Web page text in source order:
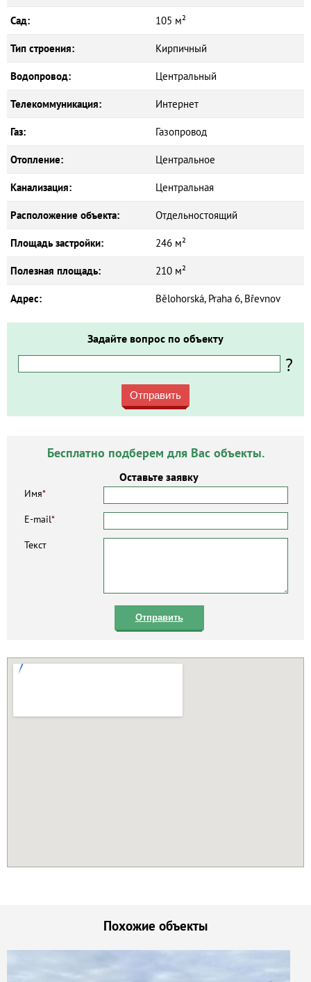
Сад: 105 м²
Тип строения: Кирпичный
Водопровод: Центральный
Телекоммуникация: Интернет
Газ: Газопровод
Отопление: Центральное
Канализация: Центральная
Расположение объекта: Отдельностоящий
Площадь застройки: 246 м²
Полезная площадь: 210 м²
Адрес: Bělohorská, Praha 6, Břevnov
Задайте вопрос по объекту
?
Отправить
Бесплатно подберем для Вас объекты.
Оставьте заявку
Имя*
E-mail*
Текст
Отправить
Похожие объекты